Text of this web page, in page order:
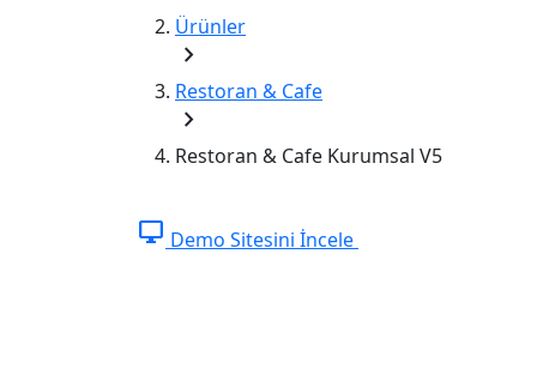
Ürünler
chevron_right
Restoran & Cafe
chevron_right
Restoran & Cafe Kurumsal V5
desktop_windows Demo Sitesini İncele